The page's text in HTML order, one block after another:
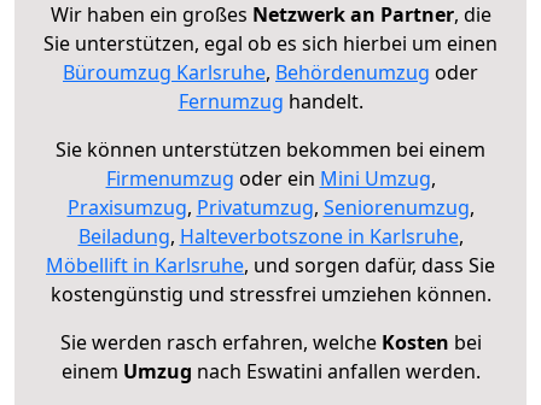
Wir haben ein großes Netzwerk an Partner, die
Sie unterstützen, egal ob es sich hierbei um einen
Büroumzug Karlsruhe, Behördenumzug oder
Fernumzug handelt.
Sie können unterstützen bekommen bei einem
Firmenumzug oder ein Mini Umzug,
Praxisumzug, Privatumzug, Seniorenumzug,
Beiladung, Halteverbotszone in Karlsruhe,
Möbellift in Karlsruhe, und sorgen dafür, dass Sie
kostengünstig und stressfrei umziehen können.
Sie werden rasch erfahren, welche Kosten bei
einem Umzug nach Eswatini anfallen werden.